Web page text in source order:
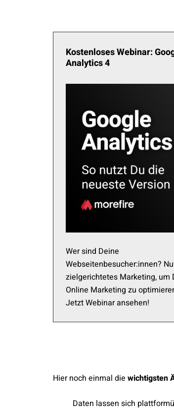
Kostenloses Webinar:
Analytics 4
Wer sind Deine
Webseitenbesucher:innen?
zielgerichtetes Marketing, um
Online Marketing zu
Jetzt Webinar ansehen!
Hier noch einmal die wichtigsten
Daten lassen sich